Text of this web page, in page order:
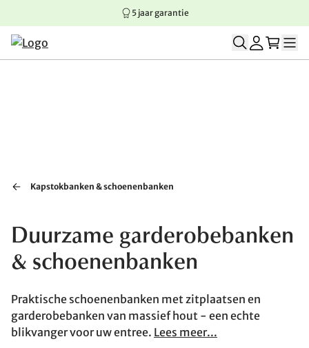
Springen naar hoofdinhoud
Springen naar hoofdnavigatie
Springen naar voettekst
5 jaar garantie
Kapstokbanken & schoenenbanken
Duurzame garderobebanken
& schoenenbanken
Praktische schoenenbanken met zitplaatsen en
garderobebanken van massief hout - een echte
blikvanger voor uw entree. Lees meer...